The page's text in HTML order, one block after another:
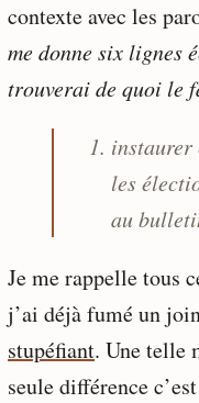
contexte avec les
me donne six lignes
trouverai de quoi le
instaurer
les
au
Je me rappelle tous
j’ai déjà fumé un
stupéfiant. Une telle
seule différence